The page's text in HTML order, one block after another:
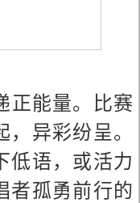
正能量。比赛
异彩纷呈。
低语，或活力
者孤勇前行的